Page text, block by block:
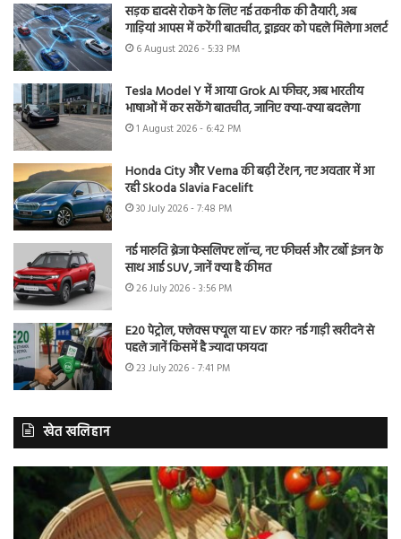
सड़क हादसे रोकने के लिए नई तकनीक की तैयारी, अब
गाड़ियां आपस में करेंगी बातचीत, ड्राइवर को पहले मिलेगा अलर्ट
6 August 2026 - 5:33 PM
Tesla Model Y में आया Grok AI फीचर, अब भारतीय
भाषाओं में कर सकेंगे बातचीत, जानिए क्या-क्या बदलेगा
1 August 2026 - 6:42 PM
Honda City और Verna की बढ़ी टेंशन, नए अवतार में आ
रही Skoda Slavia Facelift
30 July 2026 - 7:48 PM
नई मारुति ब्रेजा फेसलिफ्ट लॉन्च, नए फीचर्स और टर्बो इंजन के
साथ आई SUV, जानें क्या है कीमत
26 July 2026 - 3:56 PM
E20 पेट्रोल, फ्लेक्स फ्यूल या EV कार? नई गाड़ी खरीदने से
पहले जानें किसमें है ज्यादा फायदा
23 July 2026 - 7:41 PM
खेत खलिहान